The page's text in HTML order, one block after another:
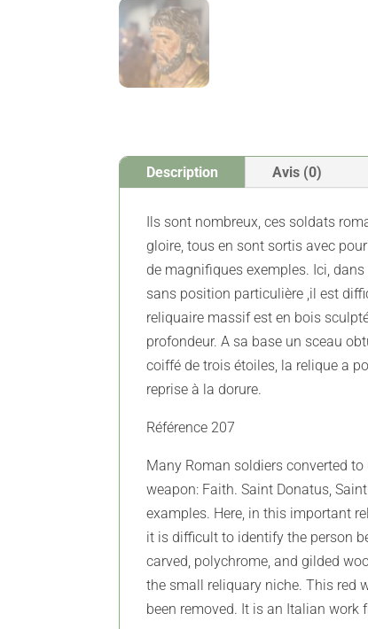
Description Avis (0)
Ils sont nombreux, ces soldats
gloire, tous en sont sortis avec
de magnifiques exemples. Ici,
sans position particulière ,il est
reliquaire massif est en bois
profondeur. A sa base un sceau
coiffé de trois étoiles, la relique a
reprise à la dorure.
Référence 207
Many Roman soldiers converted
weapon: Faith. Saint Donatus,
examples. Here, in this important
it is difficult to identify the person
carved, polychrome, and gilded
the small reliquary niche. This red
been removed. It is an Italian work